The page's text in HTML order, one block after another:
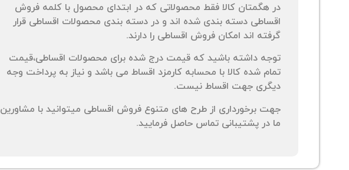
در هگمتان کالا فقط محصولاتی که در ابتدای محصول با کلمه فروش
اقساطی دسته بندی شده اند و در دسته بندی محصولات اقساطی قرار
گرفته اند امکان فروش اقساطی را دارند.
توجه داشته باشید که قیمت درج شده برای محصولات اقساطی،قیمت
تمام شده کالا با محسابه کارمزد اقساط می باشد و نیاز به پرداخت وجه
دیگری جهت اقساط نیست.
جهت برخورداری از طرح های متنوع فروش اقساطی میتوانید با مشاورین
ما در پشتیبانی تماس حاصل فرمایید.